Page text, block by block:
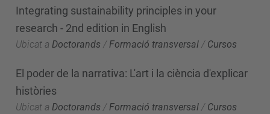
Integrating sustainability principles in your
research - 2nd edition in English
Ubicat a Doctorands / Formació transversal / Cursos
El poder de la narrativa: L'art i la ciència d'explicar
històries
Ubicat a Doctorands /Formació transversal / Cursos